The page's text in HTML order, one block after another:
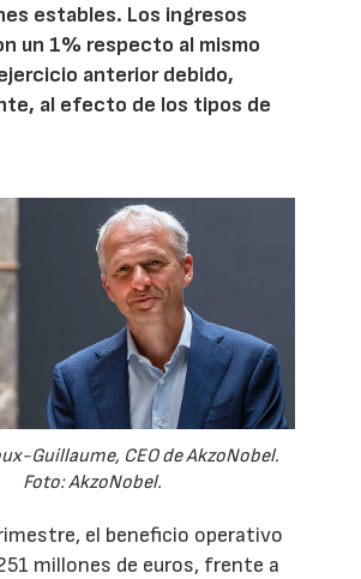
estables. Los ingresos
un 1% respecto al mismo
anterior debido,
al efecto de los tipos de
Guillaume, CEO de AkzoNobel.
Foto: AkzoNobel.
el beneficio operativo
millones de euros, frente a